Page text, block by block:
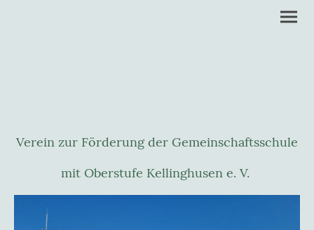
Verein zur Förderung der Gemeinschaftsschule
mit Oberstufe Kellinghusen e. V.